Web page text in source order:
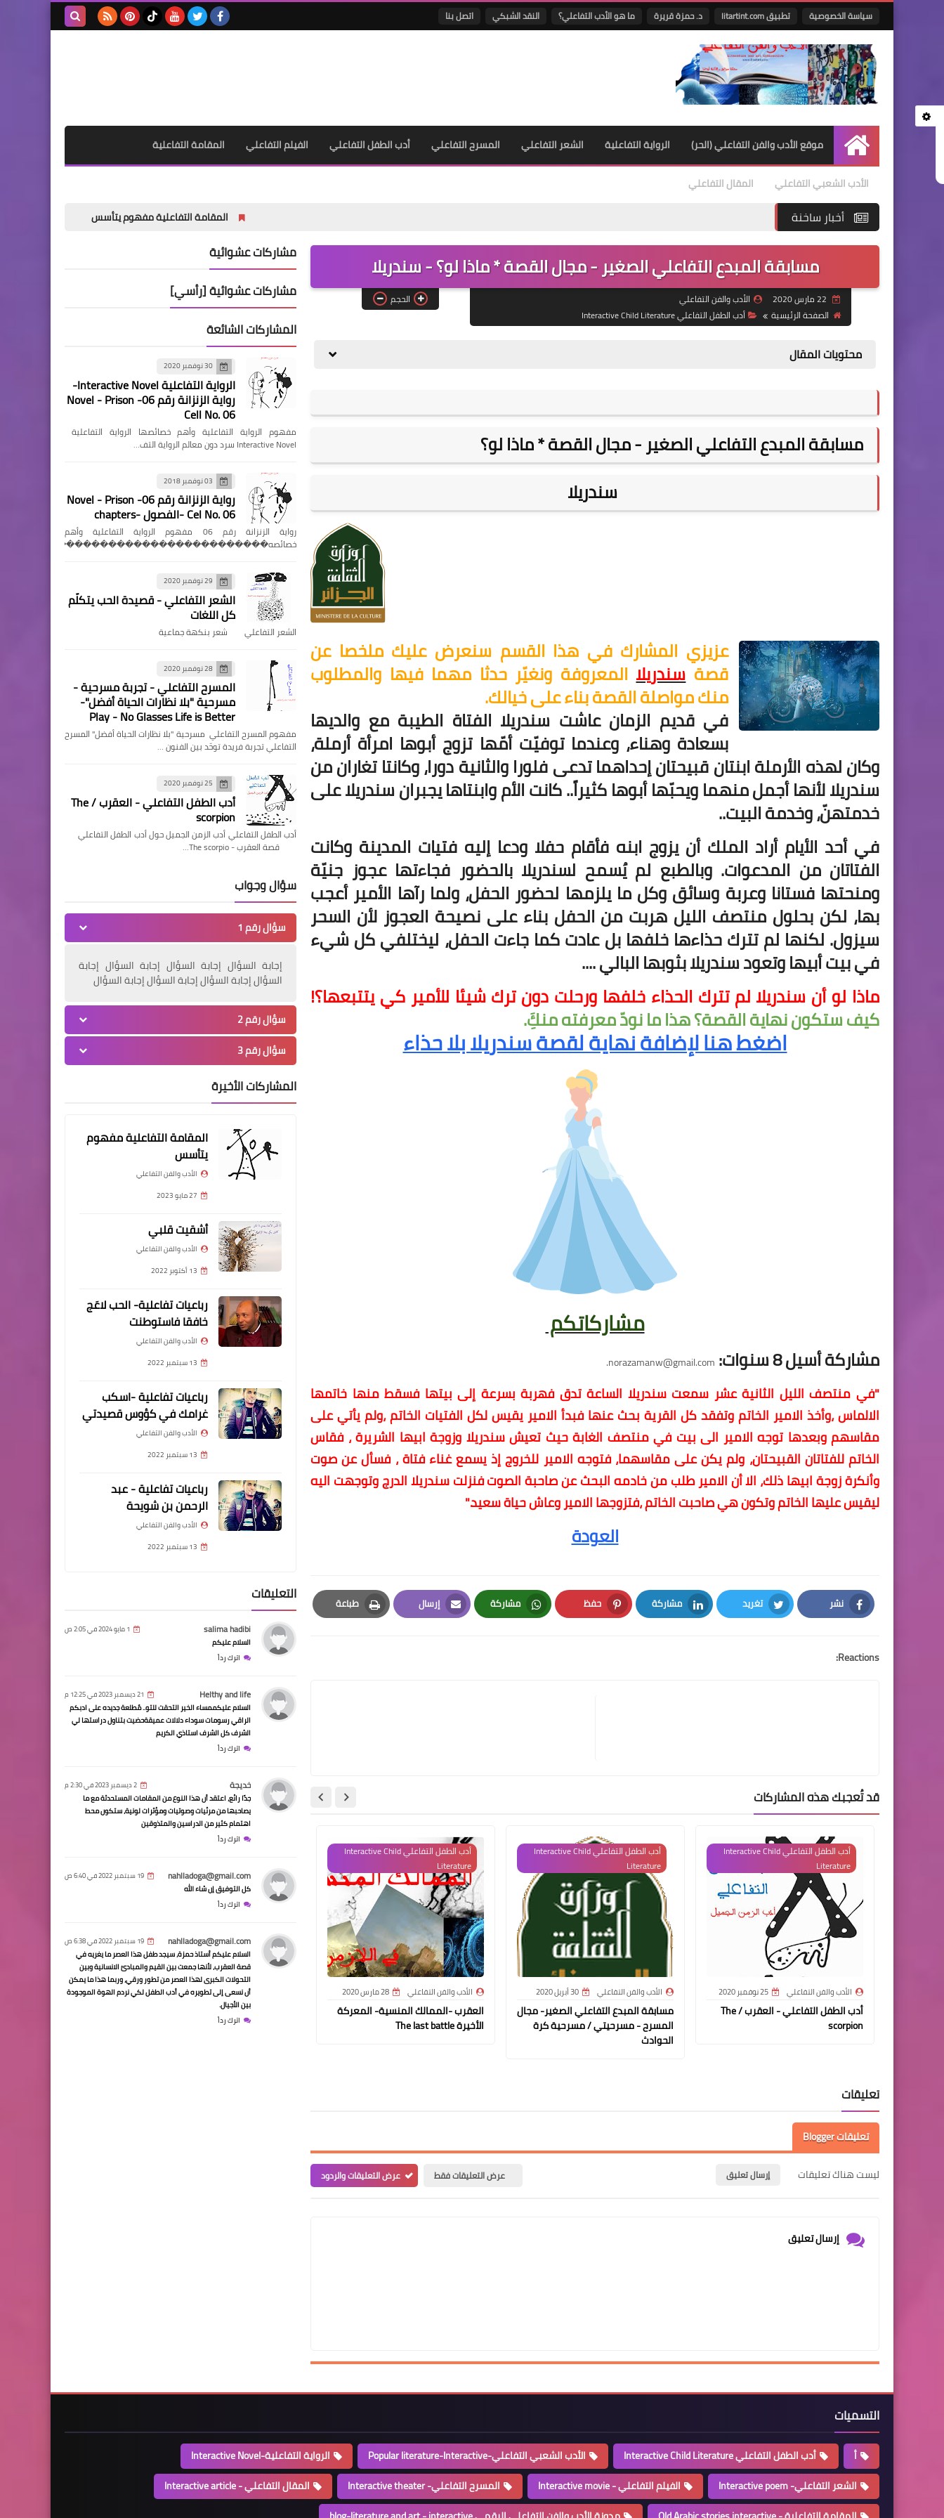
سياسة الخصوصية تطبيق litartint.com د. حمزة قريرة ما هو الأدب التفاعلي؟ النقد الشبكي اتصل بنا
الرئيسية
موقع الأدب والفن التفاعلي (الحر) الرواية التفاعلية الشعر التفاعلي المسرح التفاعلي أدب الطفل التفاعلي الفيلم التفاعلي المقامة التفاعلية
الأدب الشعبي التفاعلي المقال التفاعلي
أخبار ساخنة المقامة التفاعلية مفهوم يتأسس أشقيت قلبي
مسابقة المبدع التفاعلي الصغير - مجال القصة * ماذا لو؟ - سندريلا
الأدب والفن التفاعلي
الصفحة الرئيسية
أدب الطفل التفاعلي Interactive Child Literature
الحجم
محتويات المقال
مسابقة المبدع التفاعلي الصغير - مجال القصة * ماذا لو؟
سندريلا
عزيزي المشارك في هذا القسم سنعرض عليك ملخصا عن
قصةسندريلاالمعروفة ونغيّر حدثا مهما فيها والمطلوب
منك مواصلة القصة بناء على خيالك.
في قديم الزمان عاشت سندريلا الفتاة الطيبة مع والديها
بسعادة وهناء، وعندما توفيّت أمّها تزوج أبوها امرأة أرملة،
وكان لهذه الأرملة ابنتان قبيحتان إحداهما تدعى فلورا والثانية دورا، وكانتا تغاران من
سندريلا لأنها أجمل منهما ويحبّها أبوها كثيراً.. كانت الأم وابنتاها يجبران سندريلا على
خدمتهنّ، وخدمة البيت..
في أحد الأيام أراد الملك أن يزوج ابنه فأقام حفلا ودعا إليه فتيات المدينة وكانت
الفتاتان من المدعوات. وبالطبع لم يُسمح لسندريلا بالحضور فجاءتها عجوز جنيّة
ومنحتها فستانا وعربة وسائق وكل ما يلزمها لحضور الحفل، ولما رآها الأمير أعجب
بها، لكن بحلول منتصف الليل هربت من الحفل بناء على نصيحة العجوز لأن السحر
سيزول. لكنها لم تترك حذاءها خلفها بل عادت كما جاءت الحفل، ليختلفي كل شيء
في بيت أبيها وتعود سندريلا بثوبها البالي ....
ماذا لو أن سندريلا لم تترك الحذاء خلفها ورحلت دون ترك شيئا للأمير كي يتتبعها؟!
كيف ستكون نهاية القصة؟ هذا ما نودّ معرفته منكَِ.
اضغط هنا لإضافة نهاية لقصة سندريلا بلا حذاء
مشاركاتكم
مشاركة أسيل 8 سنوات: norazamanw@gmail.com
‏.
"في منتصف الليل الثانية عشر سمعت سندريلا الساعة تدق فهربة بسرعة إلى بيتها فسقط منها خاتمها
الالماس ،وأخذ الامير الخاتم وتفقد كل القرية بحث عنها فبدأ الامير يقيس لكل الفتيات الخاتم ،ولم يأتي على
مقاسهم وبعدها توجه الامير الى بيت في منتصف الغابة حيث تعيش سندريلا وزوجة ابيها الشريرة ، فقاس
الخاتم للفتاتان القبيحتان، ولم يكن على مقاسهما، فتوجه الامير للخروج إذ يسمع غناء فتاة ، فسأل عن صوت
وأنكرة زوجة ابيها ذلك، الا أن الامير طلب من خادمه البحث عن صاحبة الصوت فنزلت سندريلا الدرج وتوجهت اليه
ليقيس عليها الخاتم وتكون هي صاحبت الخاتم ،فتزوجها الامير وعاش حياة سعيد."
العودة
نشر
Facebook
تغريد
Twitter
مشاركة
LinkedIn
حفظ
Pinterest
مشاركة
Whatsapp
إرسال
Email
طباعة
Print
Reactions:
قد تُعجبك هذه المشاركات
أدب الطفل التفاعلي Interactive Child
Literature
الأدب والفن التفاعلي 25 نوفمبر 2020
أدب الطفل التفاعلي - العقرب / The
scorpion
أدب الطفل التفاعلي Interactive Child
Literature
الأدب والفن التفاعلي 30 أبريل 2020
مسابقة المبدع التفاعلي الصغير- مجال
المسرح - مسرحيتي / مسرحية كرة
الحوادث
أدب الطفل التفاعلي Interactive Child
Literature
الأدب والفن التفاعلي 28 مارس 2020
العقرب -الممالك المنسية- المعركة
الأخيرة The last battle
الأدب والفن التفاعلي 28 مارس 2020
العقرب -الممالك المنسية- مملكة
الأدب والفن التفاعلي
تعليقات
تعليقات Blogger
ليست هناك تعليقات إرسال تعليق عرض التعليقات فقط عرض التعليقات والردود
إرسال تعليق
مشاركات عشوائية
مشاركات عشوائية [رأسي]
المشاركات الشائعة
30 نوفمبر 2020
الرواية التفاعلية Interactive Novel-
رواية الزنزانة رقم 06- Novel - Prison
Cell No. 06
مفهوم الرواية التفاعلية وأهم خصائصها الرواية التفاعلية
Interactive Novel سرد دون معالم الرواية التف…
03 نوفمبر 2018
رواية الزنزانة رقم 06- Novel - Prison
Cel No. 06 -الفصول -chapters
رواية الزنزانة رقم 06 مفهوم الرواية التفاعلية وأهم
29 نوفمبر 2020
الشعر التفاعلي - قصيدة الحب يتكلّم
كل اللغات
الشعر التفاعلي شعر بنكهة جماعية
28 نوفمبر 2020
المسرح التفاعلي - تجربة مسرحية -
مسرحية "بلا نظارات الحياة أفضل"-
Play - No Glasses Life is Better
مفهوم المسرح التفاعلي مسرحية "بلا نظارات الحياة أفضل" المسرح
التفاعلي تجربة فريدة توحّد بين الفنون …
25 نوفمبر 2020
أدب الطفل التفاعلي - العقرب / The
scorpion
أدب الطفل التفاعلي أدب الزمن الجميل حول أدب الطفل التفاعلي
قصة العقرب - The scorpio…
سؤال وجواب
سؤال رقم 1
إجابة السؤال إجابة السؤال إجابة السؤال إجابة
السؤال إجابة السؤال إجابة السؤال إجابة السؤال
سؤال رقم 2
سؤال رقم 3
المشاركات الأخيرة
المقامة التفاعلية مفهوم
يتأسس
الأدب والفن التفاعلي
27 مايو 2023
أشقيت قلبي
الأدب والفن التفاعلي
13 أكتوبر 2022
رباعيات تفاعلية- الحب لاعَج
خافقا فاستوطنت
الأدب والفن التفاعلي
13 سبتمبر 2022
رباعيات تفاعلية -اسكب
غرامك في كؤوس قصيدتي
الأدب والفن التفاعلي
13 سبتمبر 2022
رباعيات تفاعلية - عبد
الرحمن بن شويحة
الأدب والفن التفاعلي
13 سبتمبر 2022
التعليقات
salima hadibi 1 مايو 2024 في 2:05 ص
السلام عليكم
اترك رداً
Helthy and life 21 ديسمبر 2023 في 12:25 م
السلام عليكممساء الخير التحقت للتو.. مٌطلعة جديده على ادبكم
الراقي رسومات سوداء دلالات عميقةحضيت بتناول دراستها لي
الشرف كل الشرف استاذي الكريم
اترك رداً
خديجة 2 ديسمبر 2023 في 2:30 م
جدًا رائع، اعتقد أن هذا النوع من المقامات المستحدثة مع ما
يصاحبها من مرئيات وصوتيات ومؤثرات لونية، ستكون محط
اهتمام كثير من الدراسين والمتذوقين
اترك رداً
nahlladoga@gmail.com 19 سبتمبر 2022 في 6:40 ص
كل التوفيق إن شاء الله
اترك رداً
nahlladoga@gmail.com 19 سبتمبر 2022 في 6:38 ص
السلام عليكم أستاذ حمزة، سيجد طفل هذا العصر ما يغريه في
قصة العقرب، لأنها جمعت بين القيم والمبادئ الانسانية وبين
التحولات الكبرى لهذا العصر من تطور ورقي، وربما هذا ما يمكن
أن نسعى إلى تطويره في أدب الطفل لكي نردم الهوة الموجودة
بين الأجيال.
اترك رداً
التسميات
أ أدب الطفل التفاعلي Interactive Child Literature الأدب الشعبي التفاعلي-Popular literature-Interactive
الرواية التفاعلية-Interactive Novel
الشعر التفاعلي- Interactive poem
الفيلم التفاعلي - Interactive movie المسرح التفاعلي- Interactive theater
المقال التفاعلي - Interactive article